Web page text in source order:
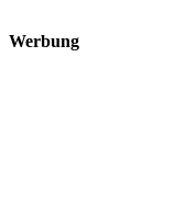
Werbung